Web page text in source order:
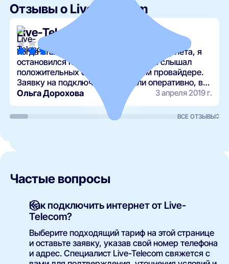
Отзывы о Live-Telecom
Live-Telecom
Когда стал вопрос о подключении интернета, я
остановился на Live-Telecom. Много слышал
положительных отзывов о данном провайдере.
Заявку на подключение приняли оперативно, в
назначенное время прибыли мастера и быстро …
Ольга Дорохова 3 апреля 2019 г.
ВСЕ ОТЗЫВЫ
Частые вопросы
Как подключить интернет от Live-
Telecom?
Выберите подходящий тариф на этой странице
и оставьте заявку, указав свой номер телефона
и адрес. Специалист Live-Telecom свяжется с